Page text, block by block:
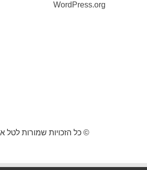
WordPress.org
© כל הזכויות שמורות לטל